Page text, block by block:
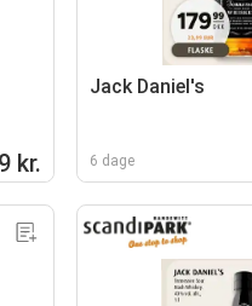
kr.
Jack Daniel's
6 dage